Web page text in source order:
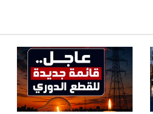
ي
خ
ا
ط
ب
ا
ل